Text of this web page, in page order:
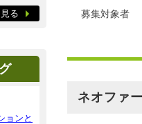
募集対象者
ネオファ
る
ョンと